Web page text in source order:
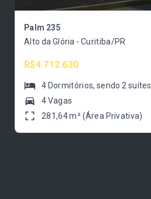
Palm 235
Alto da Glória - Curitiba/PR
R$4.712.630
4Dormitórios, sendo 2 suítes
4 Vagas
281,64 m² (Área Privativa)